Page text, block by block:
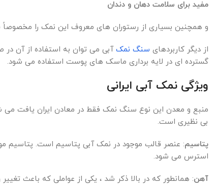
مفید برای سلامت دهان و دندان
و همچنین بسیاری از رستوران های معروف این نمک را مخصوصاً
از دیگر کاربردهای سنگ نمکآبی می توان به استفاده از آن
گسترده ای در لایه برداری ماسک های پوست استفاده می شود.
ویژگی نمک آبی ایرانی
منبع و معدن این نوع سنگ نمک فقط در معادن ایران یافت می
بی نظیری است.
پتاسیم: عنصر قالب موجود در نمک آبی پتاسیم است.
استرس می شود.
آهن: همانطور که در بالا ذکر شد ، یکی از عواملی که باعث